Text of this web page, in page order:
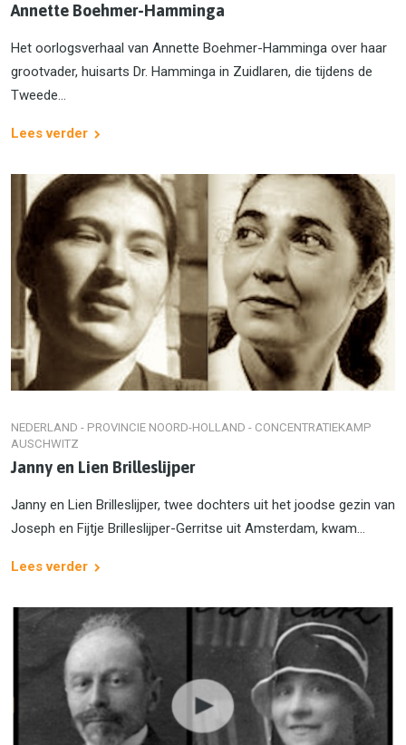
Annette Boehmer-Hamminga
Het oorlogsverhaal van Annette Boehmer-Hamminga over haar
grootvader, huisarts Dr. Hamminga in Zuidlaren, die tijdens de
Tweede...
Lees verder
NEDERLAND - PROVINCIE NOORD-HOLLAND - CONCENTRATIEKAMP
AUSCHWITZ
Janny en Lien Brilleslijper
Janny en Lien Brilleslijper, twee dochters uit het joodse gezin van
Joseph en Fijtje Brilleslijper-Gerritse uit Amsterdam, kwam...
Lees verder